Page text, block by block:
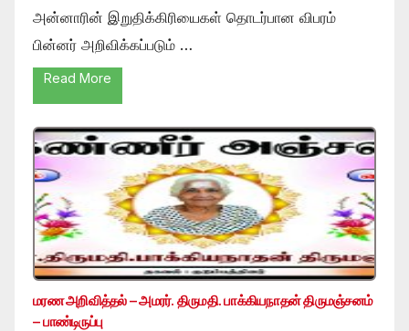
அன்னாரின் இறுதிக்கிரியைகள் தொடர்பான விபரம்
பின்னர் அறிவிக்கப்படும் …
Read More
மரண அறிவித்தல் – அமரர். திருமதி. பாக்கியநாதன் திருமஞ்சனம்
– பாண்டிருப்பு